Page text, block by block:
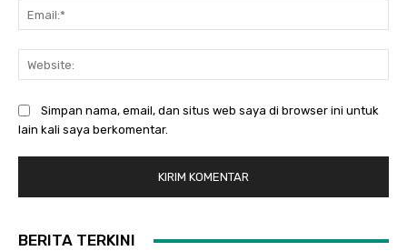
Simpan nama, email, dan situs web saya di browser ini untuk
lain kali saya berkomentar.
BERITA TERKINI